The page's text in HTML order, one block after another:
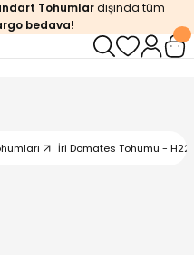
Tohumlardışında tüm
bedava!
İri Domates Tohumu -